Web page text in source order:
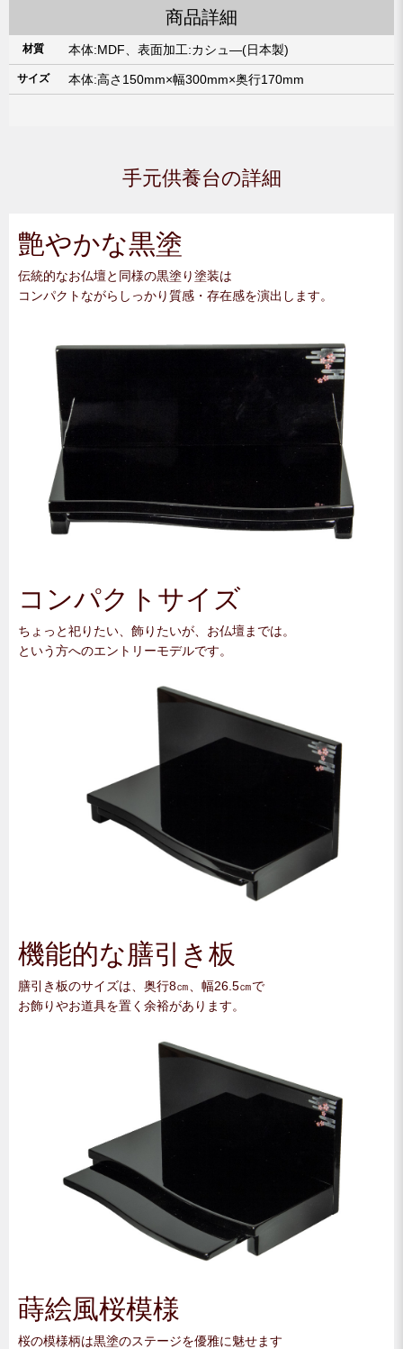
商品詳細
材質 本体:MDF、表面加工:カシュ―(日本製)
サイズ 本体:高さ150mm×幅300mm×奥行170mm
手元供養台の詳細
艶やかな黒塗
伝統的なお仏壇と同様の黒塗り塗装は
コンパクトながらしっかり質感・存在感を演出します。
コンパクトサイズ
ちょっと祀りたい、飾りたいが、お仏壇までは。
という方へのエントリーモデルです。
機能的な膳引き板
膳引き板のサイズは、奥行8㎝、幅26.5㎝で
お飾りやお道具を置く余裕があります。
蒔絵風桜模様
桜の模様柄は黒塗のステージを優雅に魅せます